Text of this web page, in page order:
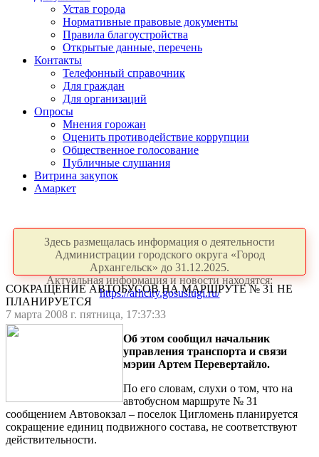
Устав города
Нормативные правовые документы
Правила благоустройства
Открытые данные, перечень
Контакты
Телефонный справочник
Для граждан
Для организаций
Опросы
Мнения горожан
Оценить противодействие коррупции
Общественное голосование
Публичные слушания
Витрина закупок
Амаркет
Здесь размещалась информация о деятельности
Администрации городского округа «Город
Архангельск» до 31.12.2025.
Актуальная информация и новости находятся:
https://arhcity.gosuslugi.ru/
СОКРАЩЕНИЕ АВТОБУСОВ НА МАРШРУТЕ № 31 НЕ
ПЛАНИРУЕТСЯ
7 марта 2008 г. пятница, 17:37:33
Об этом сообщил начальник
управления транспорта и связи
мэрии Артем Перевертайло.
По его словам, слухи о том, что на
автобусном маршруте № 31
сообщением Автовокзал – поселок Цигломень планируется
сокращение единиц подвижного состава, не соответствуют
действительности.